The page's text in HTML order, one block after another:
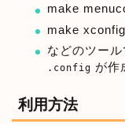
make
make xconfig
などのツー
.config が作
利用方法